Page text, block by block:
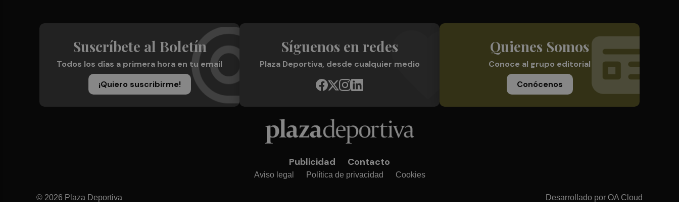
Suscríbete al Boletín
Todos los días a primera hora en tu email
¡Quiero suscribirme!
Síguenos en redes
Plaza Deportiva, desde cualquier medio
Quienes Somos
Conoce al grupo editorial
Conócenos
Publicidad Contacto
Aviso legal Política de privacidad Cookies
© 2026 Plaza Deportiva Desarrollado por OA Cloud